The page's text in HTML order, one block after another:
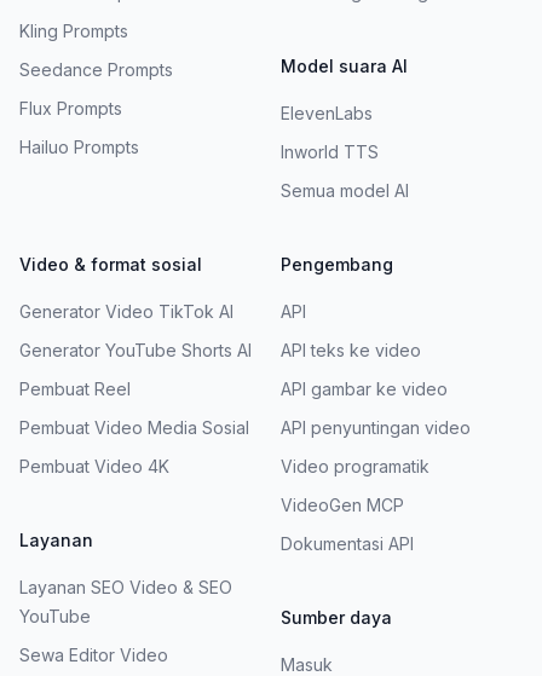
Kling Prompts
Seedance Prompts
Flux Prompts
Hailuo Prompts
Model suara AI
ElevenLabs
Inworld TTS
Semua model AI
Video & format sosial
Generator Video TikTok AI
Generator YouTube Shorts AI
Pembuat Reel
Pembuat Video Media Sosial
Pembuat Video 4K
Layanan
Layanan SEO Video & SEO
YouTube
Sewa Editor Video
Pengembang
API
API teks ke video
API gambar ke video
API penyuntingan video
Video programatik
VideoGen MCP
Dokumentasi API
Sumber daya
Masuk